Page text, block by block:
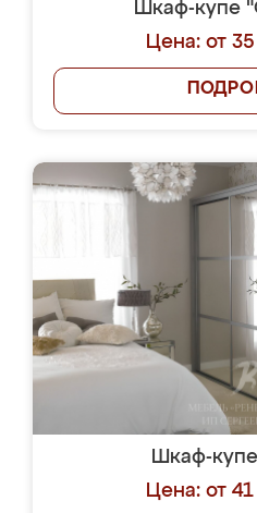
Шкаф-купе
Цена: от
Шкаф-
Цена: от